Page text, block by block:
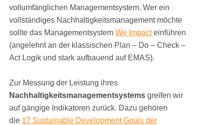
vollumfänglichen Managementsystem. Wer ein
vollständiges Nachhaltigkeitsmanagement möchte
sollte das Managementsystem We Impacteinführen
(angelehnt an der klassischen Plan – Do – Check –
Act Logik und stark aufbauend auf EMAS).
Zur Messung der Leistung ihres
Nachhaltigkeitsmanagementsystemsgreifen wir
auf gängige Indikatoren zurück. Dazu gehören
die 17 Sustainable Development Goals der